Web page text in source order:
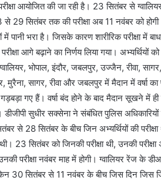
आयोजित की जा रही है। 23 सितंबर से
से 29 सितंबर तक की परीक्षा अब 11 नवंबर को
पानी भरा है। जिसके कारण शारीरिक परीक्षा में
आगे बढ़ाने का निर्णय लिया गया।
भोपाल, इंदौर, जबलपुर, उज्जैन, रीवा,
मुरैना, सागर, रीवा और जबलपुर में मैदान में वर्षा
गए हैं। वर्षा बंद होने के बाद मैदान सूखने में
डीजीपी सुधीर सक्सेना ने संबंधित पुलिस
से 28 सितंबर के बीच जिन अभ्यर्थियों की
23 सितंबर को जिनकी परीक्षा थी, उनकी
उनकी परीक्षा नवंबर माह में होगी। ग्वालियर रेंज
30 सितंबर से 11 नवंबर के बीच जिस दिन जिस